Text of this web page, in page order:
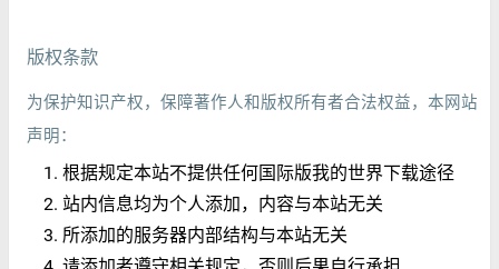
版权条款
为保护知识产权，保障著作人和版权所有者合法权益，本网站
声明：
根据规定本站不提供任何国际版我的世界下载途径
站内信息均为个人添加，内容与本站无关
所添加的服务器内部结构与本站无关